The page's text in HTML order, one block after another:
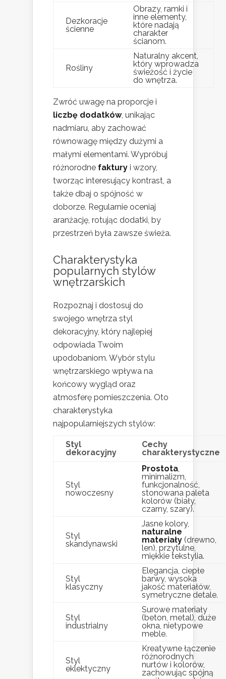
Dezkoracje
ścienne
Obrazy, ramki i
inne elementy,
które nadają
charakter
ścianom.
Rośliny
Naturalny akcent,
który wprowadza
świeżość i życie
do wnętrza.
Zwróć uwagę na proporcje i
liczbę dodatków, unikając
nadmiaru, aby zachować
równowagę między dużymi a
małymi elementami. Wypróbuj
różnorodne faktury i wzory,
tworząc interesujący kontrast, a
także dbaj o spójność w
doborze. Regularnie oceniaj
aranżację, rotując dodatki, by
przestrzeń była zawsze świeża.
Charakterystyka
popularnych stylów
wnętrzarskich
Rozpoznaj i dostosuj do
swojego wnętrza styl
dekoracyjny, który najlepiej
odpowiada Twoim
upodobaniom. Wybór stylu
wnętrzarskiego wpływa na
końcowy wygląd oraz
atmosferę pomieszczenia. Oto
charakterystyka
najpopularniejszych stylów:
Styl
dekoracyjny
Cechy
charakterystyczne
Styl
nowoczesny
Prostota,
minimalizm,
funkcjonalność,
stonowana paleta
kolorów (biały,
czarny, szary).
Styl
skandynawski
Jasne kolory,
naturalne
materiały (drewno,
len), przytulne,
miękkie tekstylia.
Styl
klasyczny
Elegancja, ciepłe
barwy, wysoka
jakość materiałów,
symetryczne detale.
Styl
industrialny
Surowe materiały
(beton, metal), duże
okna, nietypowe
meble.
Styl
eklektyczny
Kreatywne łączenie
różnorodnych
nurtów i kolorów,
zachowując spójną